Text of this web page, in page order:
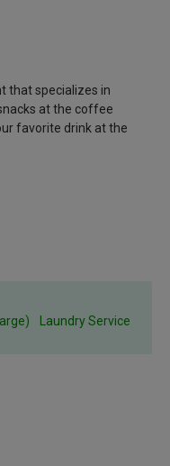
that specializes in
at the coffee
favorite drink at the
Laundry Service